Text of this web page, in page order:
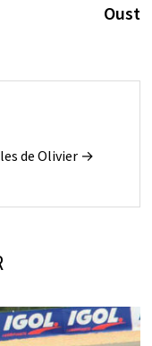
Oust
de Olivier →